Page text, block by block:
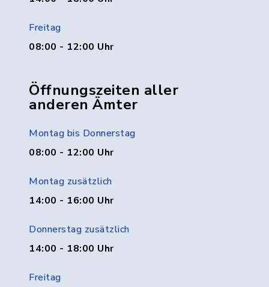
Freitag
08:00 - 12:00 Uhr
Öffnungszeiten aller
anderen Ämter
Montag bis Donnerstag
08:00 - 12:00 Uhr
Montag zusätzlich
14:00 - 16:00 Uhr
Donnerstag zusätzlich
14:00 - 18:00 Uhr
Freitag